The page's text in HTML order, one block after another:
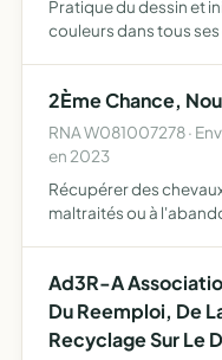
Pratique du dessin et
couleurs dans tous
2Ème Chance,
RNA W081007278 ·
en 2023
Récupérer des
maltraités ou à
de temps…
Ad3R-A
Du Reemploi, De
Recyclage Sur Le